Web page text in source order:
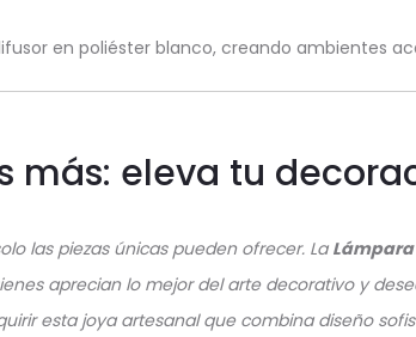
en poliéster blanco, creando ambientes
más: eleva tu
las piezas únicas pueden ofrecer. La
aprecian lo mejor del arte decorativo y
esta joya artesanal que combina diseño